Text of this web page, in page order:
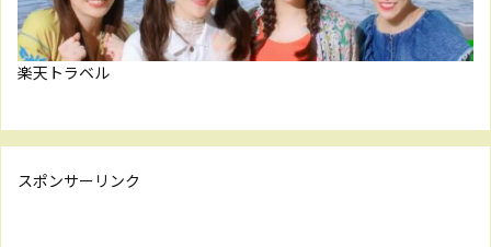
楽天トラベル
スポンサーリンク